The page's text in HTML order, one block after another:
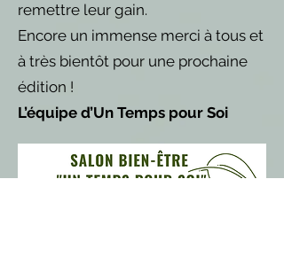
remettre leur gain.
Encore un immense merci à tous et
à très bientôt pour une prochaine
édition !
L’équipe d’Un Temps pour Soi